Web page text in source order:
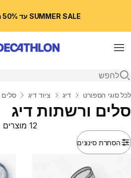
SUMMER SALE עד 50% הנחה 🛍️
Menu
פתיחת חיפוש
בית
לכל סוגי הספורט דיג ציוד דיג סלים
סלים ורשתות דיג
הסתרת סינונים
12 מוצרים